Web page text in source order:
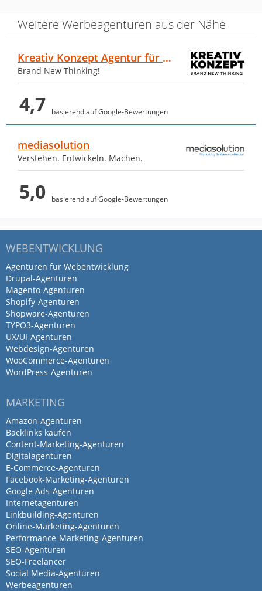
Weitere Werbeagenturen aus der Nähe
Kreativ Konzept Agentur für Werbung GmbH
Brand New Thinking!
4,7 basierend auf Google-Bewertungen
mediasolution
Verstehen. Entwickeln. Machen.
5,0 basierend auf Google-Bewertungen
WEBENTWICKLUNG
Agenturen für Webentwicklung
Drupal-Agenturen
Magento-Agenturen
Shopify-Agenturen
Shopware-Agenturen
TYPO3-Agenturen
UX/UI-Agenturen
Webdesign-Agenturen
WooCommerce-Agenturen
WordPress-Agenturen
MARKETING
Amazon-Agenturen
Backlinks kaufen
Content-Marketing-Agenturen
Digitalagenturen
E-Commerce-Agenturen
Facebook-Marketing-Agenturen
Google Ads-Agenturen
Internetagenturen
Linkbuilding-Agenturen
Online-Marketing-Agenturen
Performance-Marketing-Agenturen
SEO-Agenturen
SEO-Freelancer
Social Media-Agenturen
Werbeagenturen